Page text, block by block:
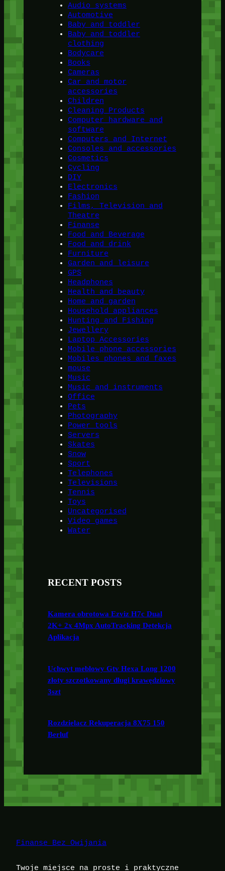
Audio systems
Automotive
Baby and toddler
Baby and toddler
clothing
Bodycare
Books
Cameras
Car and motor
accessories
Children
Cleaning Products
Computer hardware and
software
Computers and Internet
Consoles and accessories
Cosmetics
Cycling
DIY
Electronics
Fashion
Films, Television and
Theatre
Finanse
Food and Beverage
Food and drink
Furniture
Garden and leisure
GPS
Headphones
Health and beauty
Home and garden
Household appliances
Hunting and Fishing
Jewellery
Laptop Accessories
Mobile phone accessories
Mobiles phones and faxes
mouse
Music
Music and instruments
Office
Pets
Photography
Power tools
Servers
Skates
Snow
Sport
Telephones
Televisions
Tennis
Toys
Uncategorised
Video games
Water
RECENT POSTS
Kamera obrotowa Ezviz H7c Dual
2K+ 2x 4Mpx AutoTracking Detekcja
Aplikacja
Uchwyt meblowy Gtv Hexa Long 1200
złoty szczotkowany długi krawędziowy
3szt
Rozdzielacz Rekuperacja 8X75 150
Berluf
Finanse Bez Owijania
Twoje miejsce na proste i praktyczne